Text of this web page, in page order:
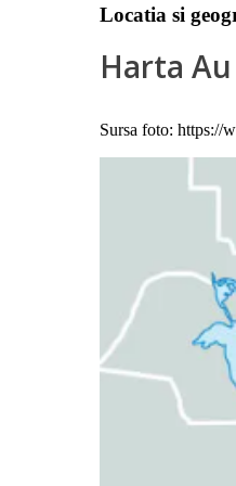
Locatia si
Harta
Sursa foto: https://